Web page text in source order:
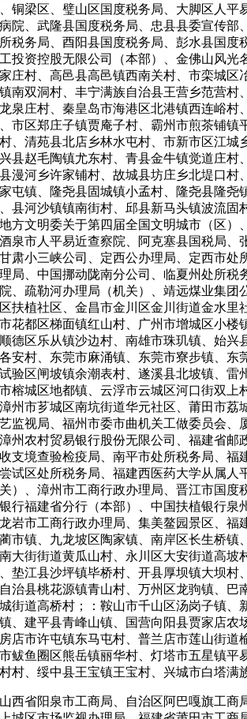
梁区、璧山区国度税务局、大脚区人
院、武隆县国度税务局、忠县县委宣传
税务局、酉阳县国度税务局、彭水县国
投资控股无限公司（本部）、金佛山风
庄村、高邑县高邑镇西南关村、市栾城
南双洞村、丰宁满族自治县王营乡范营
泉庄村、秦皇岛市海港区北港镇西连峪
市区郑庄子镇贾庵子村、霸州市煎茶铺
清苑县北店乡林水屯村、市新市区江
县赵毛陶镇尤东村、青县金牛镇觉道庄
漫河乡许家铺村、故城县坊庄乡北堤口
镇、隆尧县固城镇小孟村、隆尧县隆
县河沙镇镇南街村、邱县新马头镇波流
方文明委关于第四届全国文明城市（区
泉市人平易近查察院、阿克塞县国税局
肃小三峡公司、定西公办理局、定西市
、中国挪动陇南分公司、临夏州处所
、疏勒河办理局（机关）、靖远煤业集
扶植社区、金昌市金川区金川街道金水
花都区梯面镇红山村、广州市增城区小
德区乐从镇沙边村、南雄市珠玑镇、始
安村、东莞市麻涌镇、东莞市寮步镇、
区闸坡镇余潮表村、遂溪县北坡镇、
榕城区地都镇、云浮市云城区河口街双
州市芗城区南坑街道华元社区、莆田市
监视局、福州市委市曲机关工做委员会
州农村贸易银行股份无限公司、福建省
支境查验检疫局、南平市处所税务局、
试区处所税务局、福建西医药大学从属
）、漳州市工商行政办理局、晋江市国
行福建省分行（本部）、中国扶植银行
岩市工商行政办理局、集美鳌园景区、
市镇、九龙坡区陶家镇、南岸区长生桥
街街道黄瓜山村、永川区大安街道高
垫江县沙坪镇毕桥村、开县厚坝镇大坝
治县桃花源镇青山村、万州区龙驹镇、
街道高桥村；：鞍山市千山区汤岗子镇
、建平县青峰山镇、国营向阳县贾家店
店市许屯镇东马屯村、普兰店市莲山街
鲅鱼圈区熊岳镇丽华村、灯塔市五星镇
、绥中县王宝镇王宝村、兴城市白塔满
省阳泉市工商局、自治区阿巴嘎旗工商